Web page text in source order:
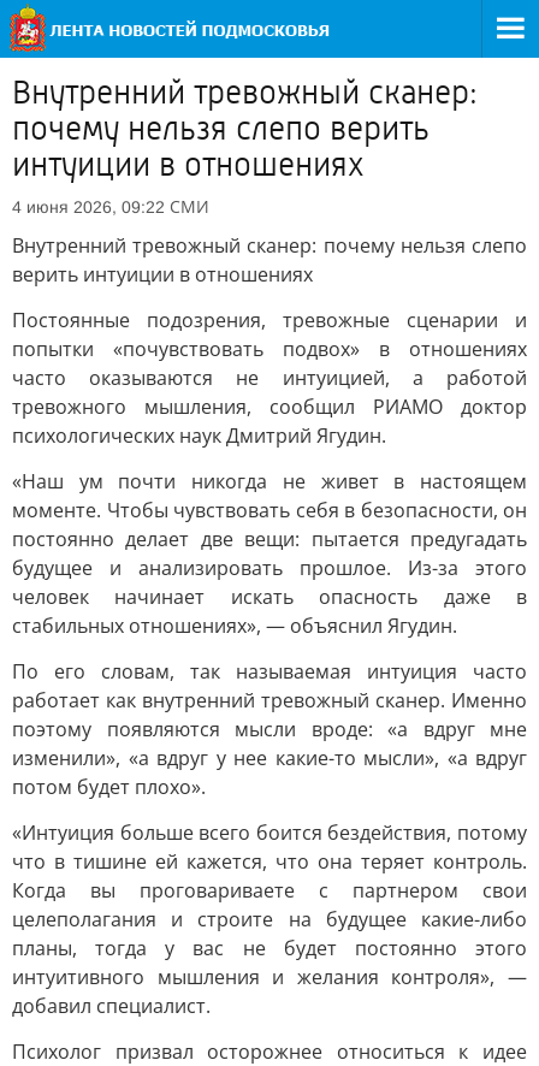
Внутренний тревожный сканер:
почему нельзя слепо верить
интуиции в отношениях
4 июня 2026, 09:22 СМИ
Внутренний тревожный сканер: почему нельзя слепо
верить интуиции в отношениях
Постоянные подозрения, тревожные сценарии и
попытки «почувствовать подвох» в отношениях
часто оказываются не интуицией, а работой
тревожного мышления, сообщил РИАМО доктор
психологических наук Дмитрий Ягудин.
«Наш ум почти никогда не живет в настоящем
моменте. Чтобы чувствовать себя в безопасности, он
постоянно делает две вещи: пытается предугадать
будущее и анализировать прошлое. Из-за этого
человек начинает искать опасность даже в
стабильных отношениях», — объяснил Ягудин.
По его словам, так называемая интуиция часто
работает как внутренний тревожный сканер. Именно
поэтому появляются мысли вроде: «а вдруг мне
изменили», «а вдруг у нее какие-то мысли», «а вдруг
потом будет плохо».
«Интуиция больше всего боится бездействия, потому
что в тишине ей кажется, что она теряет контроль.
Когда вы проговариваете с партнером свои
целеполагания и строите на будущее какие-либо
планы, тогда у вас не будет постоянно этого
интуитивного мышления и желания контроля», —
добавил специалист.
Психолог призвал осторожнее относиться к идее